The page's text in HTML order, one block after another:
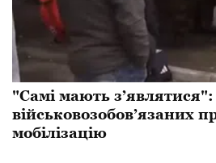
"Самі мають
військовозобов’язаних
мобілізацію